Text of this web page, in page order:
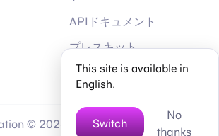
APIドキュメント
プレスキット
ヘルプ
© 2026 by
This site is available in
English.
Switch
No
thanks